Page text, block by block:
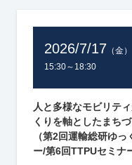
2026/7/17 （金）
15:30～18:30
人と多様なモビリテ
くりを軸としたまちづ
（第2回運輸総研ゆ
ー/第6回TTPUセミナ